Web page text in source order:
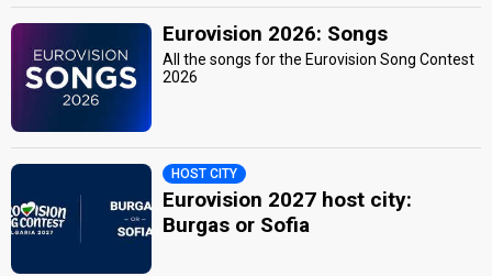
Eurovision 2026: Songs
All the songs for the Eurovision Song Contest
2026
HOST CITY
Eurovision 2027 host city:
Burgas or Sofia